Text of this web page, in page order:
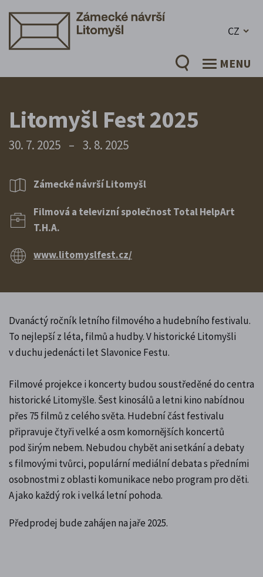
CZ
MENU
Litomyšl Fest 2025
30. 7. 2025 – 3. 8. 2025
Zámecké návrší Litomyšl
Filmová a televizní společnost Total HelpArt
T.H.A.
www.litomyslfest.cz/
Dvanáctý ročník letního filmového a hudebního festivalu.
To nejlepší z léta, filmů a hudby. V historické Litomyšli
v duchu jedenácti let Slavonice Festu.
Filmové projekce i koncerty budou soustředěné do centra
historické Litomyšle. Šest kinosálů a letni kino nabídnou
přes 75 filmů z celého světa. Hudební část festivalu
připravuje čtyři velké a osm komornějších koncertů
pod širým nebem. Nebudou chybět ani setkání a debaty
s filmovými tvůrci, populární mediální debata s předními
osobnostmi z oblasti komunikace nebo program pro děti.
A jako každý rok i velká letní pohoda.
Předprodej bude zahájen na jaře 2025.